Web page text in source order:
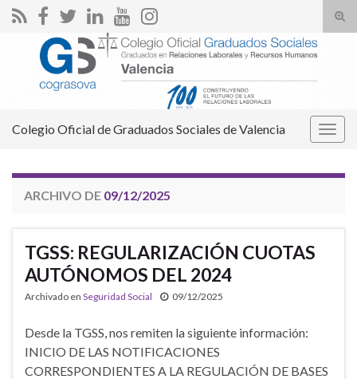
el
Search for:
Colegio Oficial de Graduados Sociales de Valencia
ARCHIVO DE 09/12/2025
TGSS: REGULARIZACIÓN CUOTAS
AUTÓNOMOS DEL 2024
Archivado en Seguridad Social 09/12/2025
Desde la TGSS, nos remiten la siguiente información:
INICIO DE LAS NOTIFICACIONES
CORRESPONDIENTES A LA REGULACIÓN DE BASES